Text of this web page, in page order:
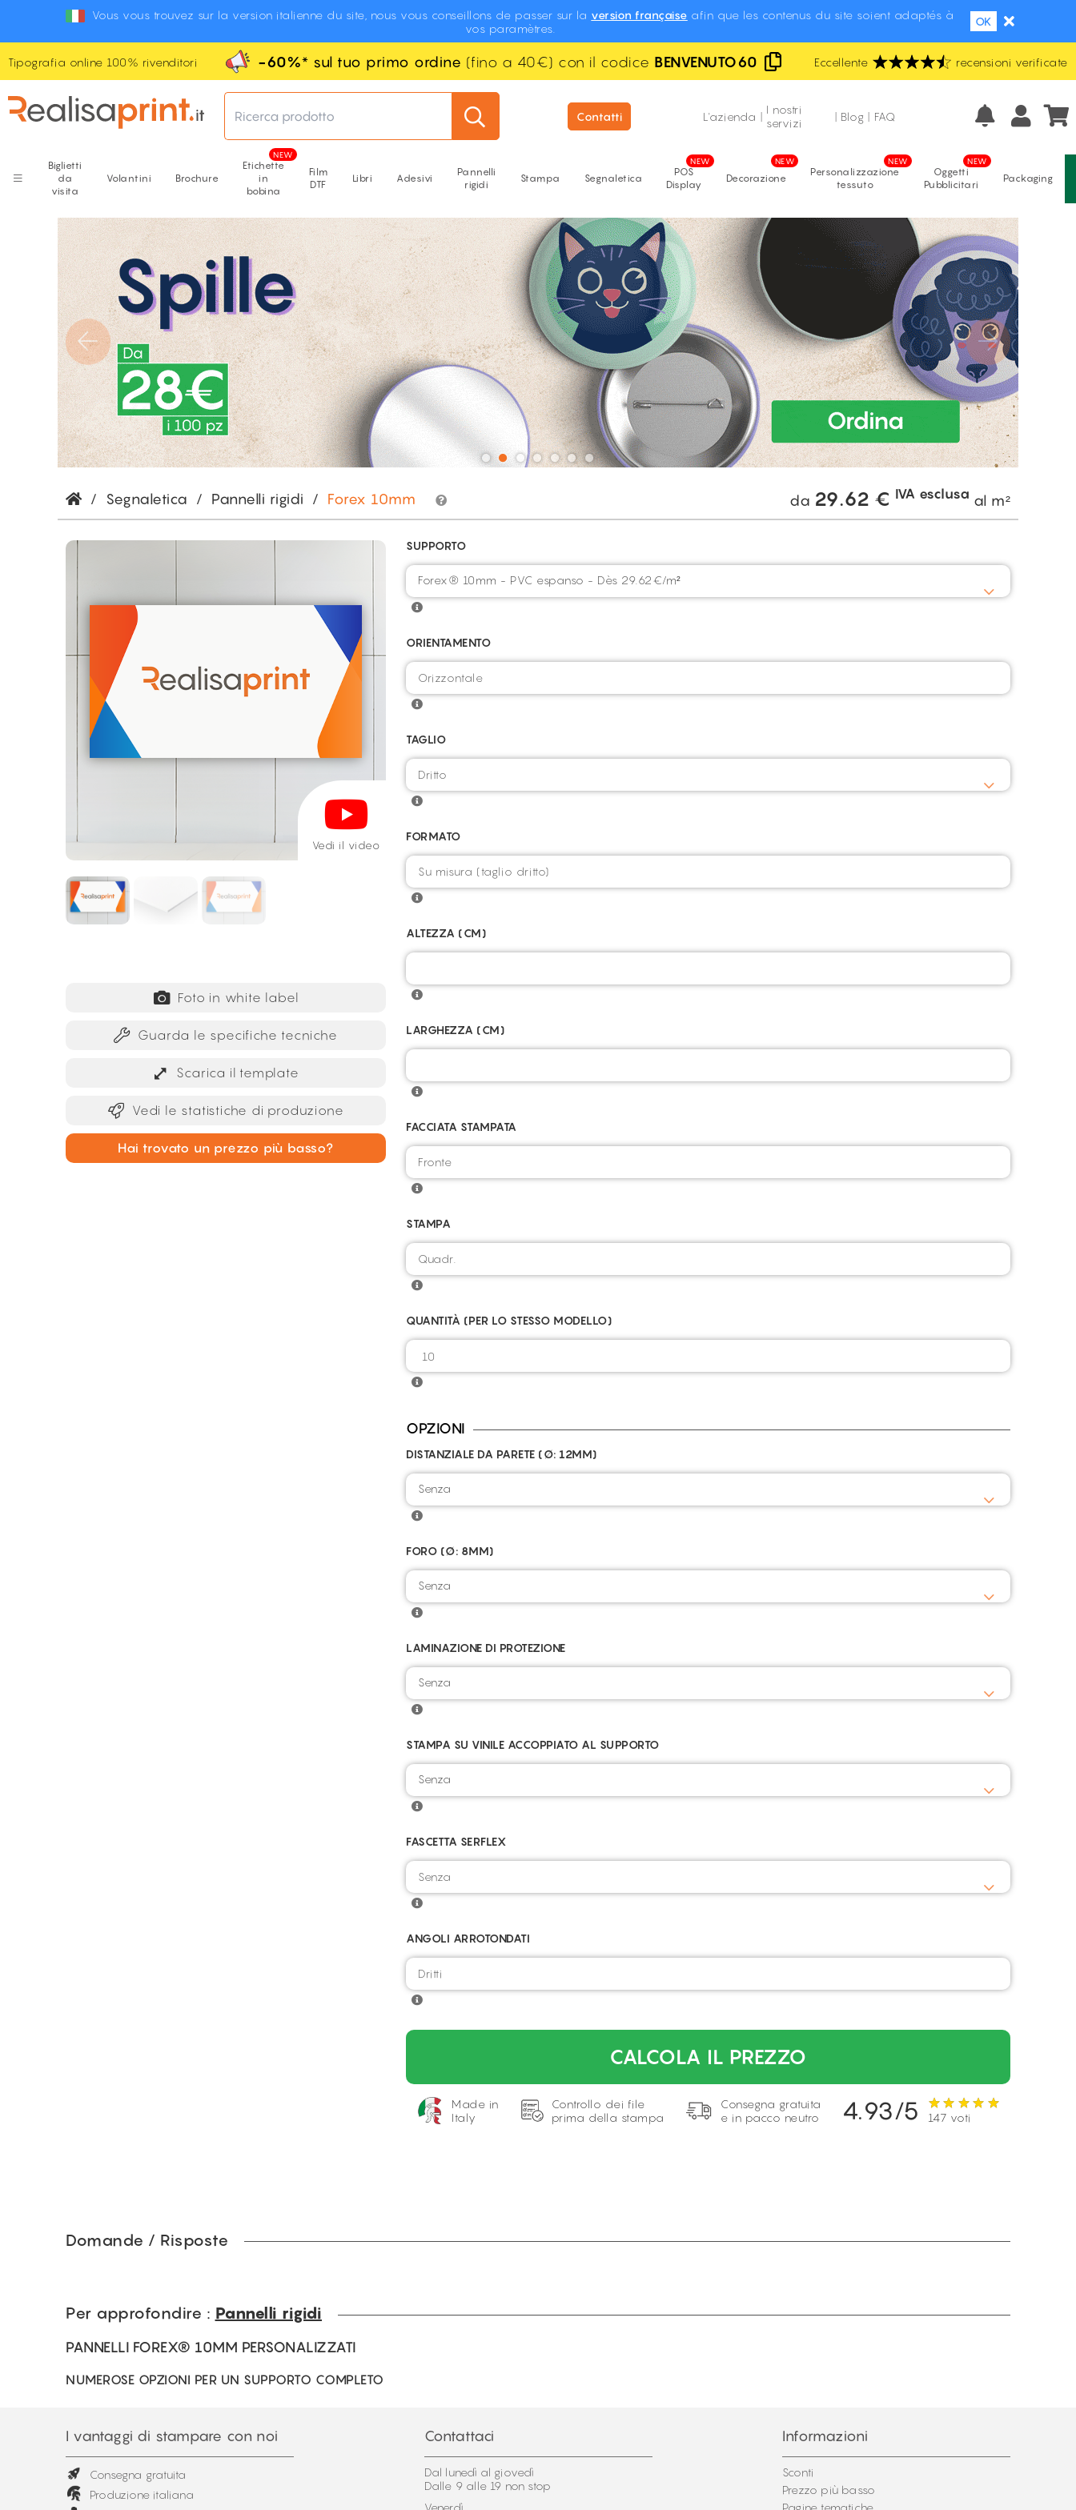
Vous vous trouvez sur la version italienne du site, nous vous conseillons de passer sur la version française afin que les contenus du site soient adaptés à
vos paramètres.
OK
Tipografia online 100% rivenditori -60%* sul tuo primo ordine (fino a 40€) con il codice BENVENUTO60 Fabbricazione italiana
Eccellente
recensioni verificate
Prezzi più bassi d'Italia
Ricerca prodotto Contatti L'azienda | I nostri
servizi
| Blog | FAQ
Biglietti
da
visita
Volantini Brochure
Etichette
in
bobina
Film
DTF
Libri Adesivi
Pannelli
rigidi
Stampa Segnaletica
POS
Display
Decorazione
Personalizzazione
tessuto
Oggetti
Pubblicitari
Packaging
/ Segnaletica / Pannelli rigidi / Forex 10mm da 29.62 € IVA esclusa al m²
Vedi il video
Foto in white label
Guarda le specifiche tecniche
Scarica il template
Vedi le statistiche di produzione
Hai trovato un prezzo più basso?
SUPPORTO
Forex® 10mm - PVC espanso - Dès 29.62€/m²
ORIENTAMENTO
TAGLIO
FORMATO
ALTEZZA (CM)
LARGHEZZA (CM)
FACCIATA STAMPATA
STAMPA
QUANTITÀ (PER LO STESSO MODELLO)
OPZIONI
DISTANZIALE DA PARETE (Ø: 12MM)
Senza
FORO (Ø: 8MM)
Senza
LAMINAZIONE DI PROTEZIONE
Senza
STAMPA SU VINILE ACCOPPIATO AL SUPPORTO
Senza
FASCETTA SERFLEX
ANGOLI ARROTONDATI
CALCOLA IL PREZZO
Made in
Italy
Controllo dei file
prima della stampa
Consegna gratuita
e in pacco neutro
4.93/5 147 voti
Domande / Risposte
Per approfondire : Pannelli rigidi
PANNELLI FOREX® 10MM PERSONALIZZATI
NUMEROSE OPZIONI PER UN SUPPORTO COMPLETO
I vantaggi di stampare con noi
Consegna gratuita
Produzione italiana
Contattaci
Dal lunedì al giovedì
Dalle 9 alle 19 non stop
Venerdì
Informazioni
Sconti
Prezzo più basso
Pagine tematiche